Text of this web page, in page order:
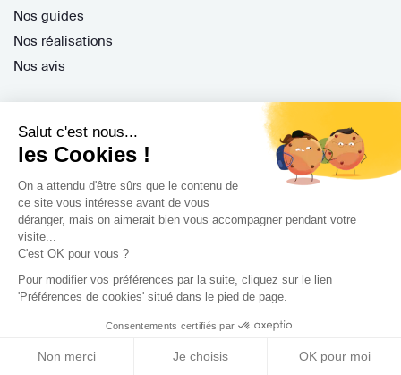
Salut c'est nous...
les Cookies !
On a attendu d'être sûrs que le contenu de
ce site vous intéresse avant de vous
déranger, mais on aimerait bien vous accompagner pendant votre
visite...
C'est OK pour vous ?
Pour modifier vos préférences par la suite, cliquez sur le lien
'Préférences de cookies' situé dans le pied de page.
Consentements certifiés par
Non merci Je choisis OK pour moi
Nos guides
Nos réalisations
Nos avis
Professionnels
Je suis architecte
Je suis une entreprise
Je suis un architecte d'intérieur
Je suis décorateur